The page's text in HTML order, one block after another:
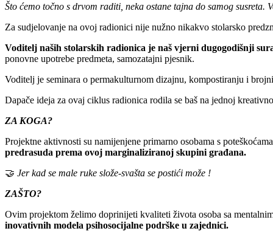
Što ćemo točno s drvom raditi, neka ostane tajna do samog susreta.
Za sudjelovanje na ovoj radionici nije nužno nikakvo stolarsko
Voditelj naših stolarskih radionica je naš vjerni dugogodišnji
ponovne upotrebe predmeta, samozatajni pjesnik.
Voditelj je seminara o permakulturnom dizajnu, kompostiranju i
Dapače ideja za ovaj ciklus radionica rodila se baš na jednoj
ZA KOGA?
Projektne aktivnosti su namijenjene primarno osobama s
predrasuda prema ovoj marginaliziranoj skupini građana.
🤝 Jer kad se male ruke slože-svašta se postići može !
ZAŠTO?
Ovim projektom želimo doprinijeti kvaliteti života osoba sa
inovativnih modela psihosocijalne podrške u zajednici.